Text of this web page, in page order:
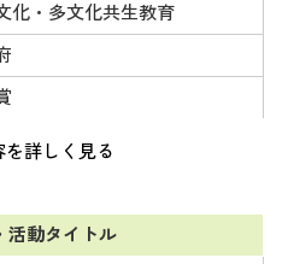
化・多文化共生教育
詳しく見る
活動タイトル